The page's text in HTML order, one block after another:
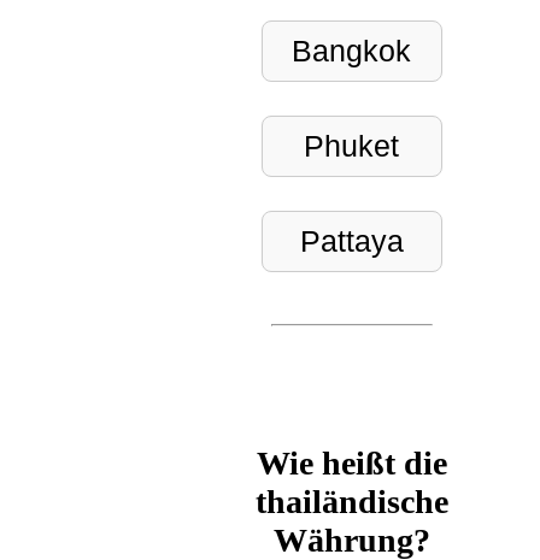
Bangkok
Phuket
Pattaya
Wie heißt die
thailändische
Währung?